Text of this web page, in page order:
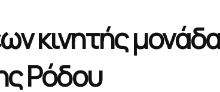
κινητής
Ρόδου